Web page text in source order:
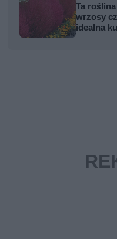
Ta
wrzosy
idealna